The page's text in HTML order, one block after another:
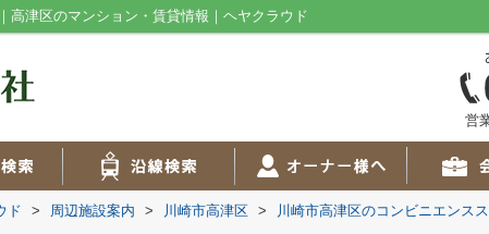
高津区のマンション・賃貸情報｜ヘヤクラウド
営
ド > 周辺施設案内 > 川崎市高津区 > 川崎市高津区のコンビニエンス